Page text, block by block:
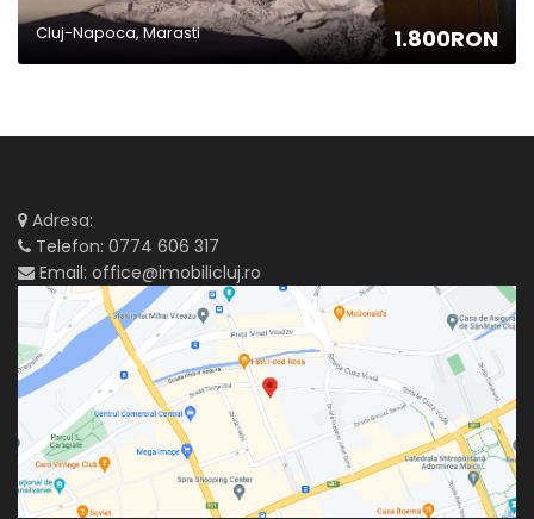
Cluj-Napoca, Marasti 1.800RON
Adresa:
Telefon: 0774 606 317
Email: office@imobilicluj.ro